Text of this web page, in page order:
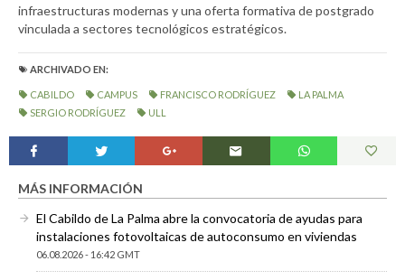
infraestructuras modernas y una oferta formativa de postgrado
vinculada a sectores tecnológicos estratégicos.
ARCHIVADO EN:
CABILDO CAMPUS FRANCISCO RODRÍGUEZ
LA PALMA
SERGIO RODRÍGUEZ
ULL
MÁS INFORMACIÓN
El Cabildo de La Palma abre la convocatoria de ayudas para
instalaciones fotovoltaicas de autoconsumo en viviendas
06.08.2026 - 16:42 GMT